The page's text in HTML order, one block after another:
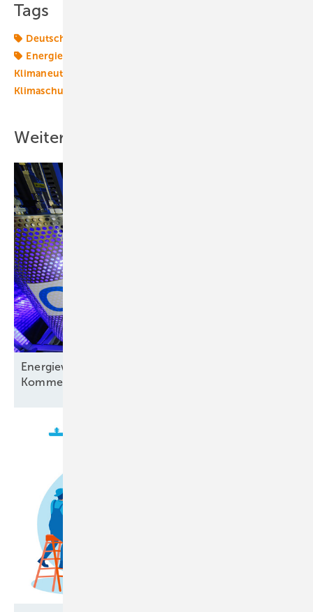
Tags
Deutschland
Energiepolitik
Klimaneutralität
Klimaschutzziele
Weitere Inhalte
Energiewirtschaft auf der Verliererstraße? – ein
Kommentar